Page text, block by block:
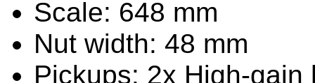
Scale: 648 mm
Nut width: 48 mm
Pickups: 2x High-gain